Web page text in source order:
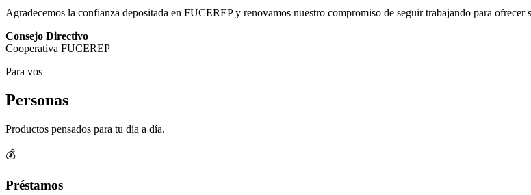
Agradecemos la confianza depositada en FUCEREP y renovamos nuestro compromiso de seguir trabajando para
Consejo Directivo
Cooperativa FUCEREP
Para vos
Personas
Productos pensados para tu día a día.
💰
Préstamos